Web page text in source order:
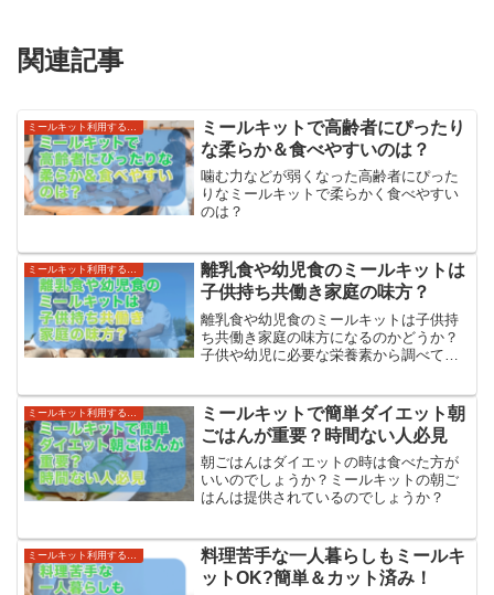
関連記事
ミールキットで高齢者にぴったり
な柔らか＆食べやすいのは？
噛む力などが弱くなった高齢者にぴった
りなミールキットで柔らかく食べやすい
のは？
ミールキット利用する世帯・利便性
離乳食や幼児食のミールキットは
子供持ち共働き家庭の味方？
離乳食や幼児食のミールキットは子供持
ち共働き家庭の味方になるのかどうか？
子供や幼児に必要な栄養素から調べてみ
ミールキットで簡単ダイエット朝
ごはんが重要？時間ない人必見
朝ごはんはダイエットの時は食べた方が
いいのでしょうか？ミールキットの朝ご
はんは提供されているのでしょうか？
料理苦手な一人暮らしもミールキ
ットOK?簡単＆カット済み！